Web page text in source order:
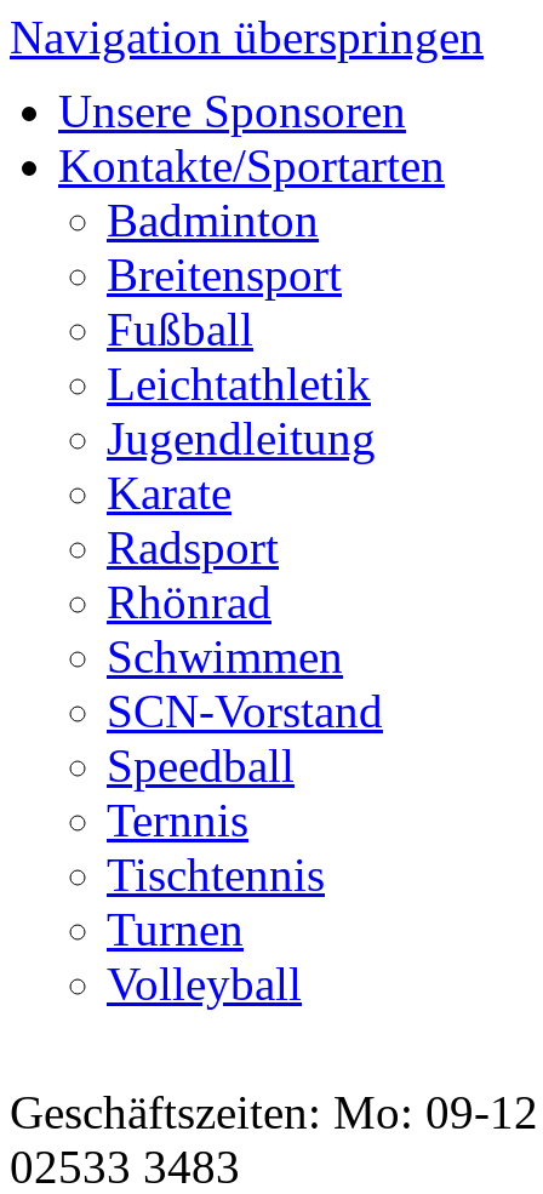
Navigation überspringen
Unsere Sponsoren
Kontakte/Sportarten
Badminton
Breitensport
Fußball
Leichtathletik
Jugendleitung
Karate
Radsport
Rhönrad
Schwimmen
SCN-Vorstand
Speedball
Ternnis
Tischtennis
Turnen
Volleyball
Geschäftszeiten: Mo: 09-
02533 3483